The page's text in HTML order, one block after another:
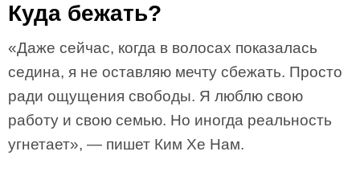
Куда бежать?
«Даже сейчас, когда в волосах показалась
седина, я не оставляю мечту сбежать. Просто
ради ощущения свободы. Я люблю свою
работу и свою семью. Но иногда реальность
угнетает», — пишет Ким Хе Нам.